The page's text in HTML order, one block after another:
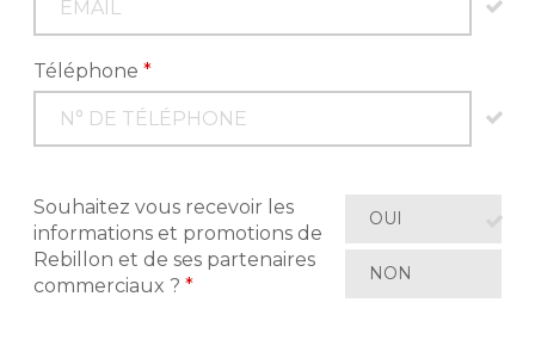
Téléphone*
Souhaitez vous recevoir les
informations et promotions de
Rebillon et de ses partenaires
commerciaux ?*
OUI
NON